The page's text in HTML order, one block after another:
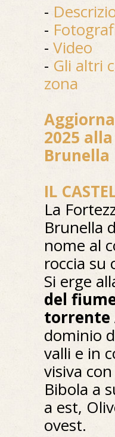
-
-
- Video
- Gli altri
zona
2025
Brunella
IL
La
Brunella
nome al
roccia su
Si erge
del
torrente
dominio
valli e in
visiva
Bibola a
a est,
ovest.